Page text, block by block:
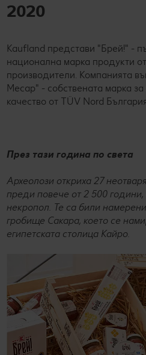
2020
Kaufland представи "Брей!" -
национална марка продукти
производители. Компанията
Месар" - собствената марка
качество от TÜV Nord
През тази година по света
Археолози откриха 27
преди повече от 2 500 години,
некропол. Те са били
гробище Сакара, което се
египетската столица Кайро.